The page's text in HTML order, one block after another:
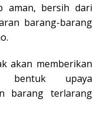
aman, bersih dari
barang-barang
akan memberikan
bentuk upaya
barang terlarang